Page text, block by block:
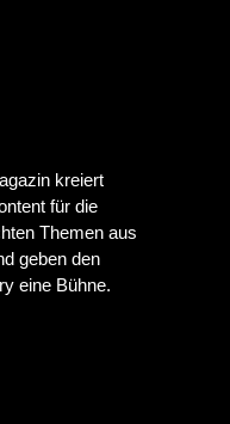
kreiert
für die
Themen aus
geben den
eine Bühne.